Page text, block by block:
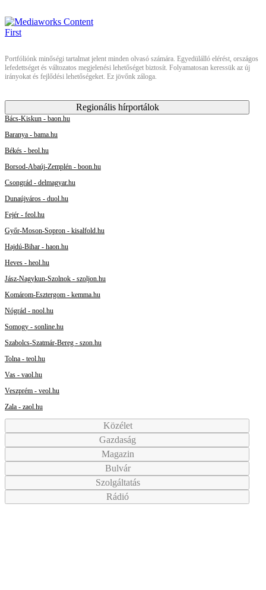
Portfóliónk minőségi tartalmat jelent minden olvasó számára. Egyedülálló elérést, országos
lefedettséget és változatos megjelenési lehetőséget biztosít. Folyamatosan keressük az új
irányokat és fejlődési lehetőségeket. Ez jövőnk záloga.
Regionális hírportálok
Bács-Kiskun - baon.hu
Baranya - bama.hu
Békés - beol.hu
Borsod-Abaúj-Zemplén - boon.hu
Csongrád - delmagyar.hu
Dunaújváros - duol.hu
Fejér - feol.hu
Győr-Moson-Sopron - kisalfold.hu
Hajdú-Bihar - haon.hu
Heves - heol.hu
Jász-Nagykun-Szolnok - szoljon.hu
Komárom-Esztergom - kemma.hu
Nógrád - nool.hu
Somogy - sonline.hu
Szabolcs-Szatmár-Bereg - szon.hu
Tolna - teol.hu
Vas - vaol.hu
Veszprém - veol.hu
Zala - zaol.hu
Közélet
Gazdaság
Magazin
Bulvár
Szolgáltatás
Rádió